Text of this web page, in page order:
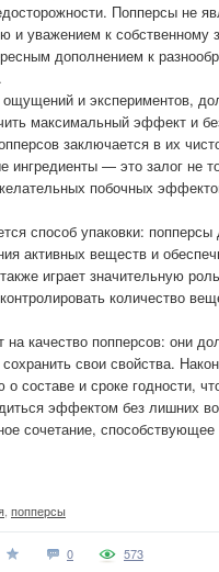
Попперсы не
и уважением к
дополнением к
и экспериментов,
максимальный эффект и
заключается в их
ингредиенты — это залог не
побочных
способ упаковки:
активных веществ и
играет значительную
количество
на качество попперсов: они
свои свойства.
составе и сроке годности,
эффектом без лишних
сочетание,
попперсы
0 573